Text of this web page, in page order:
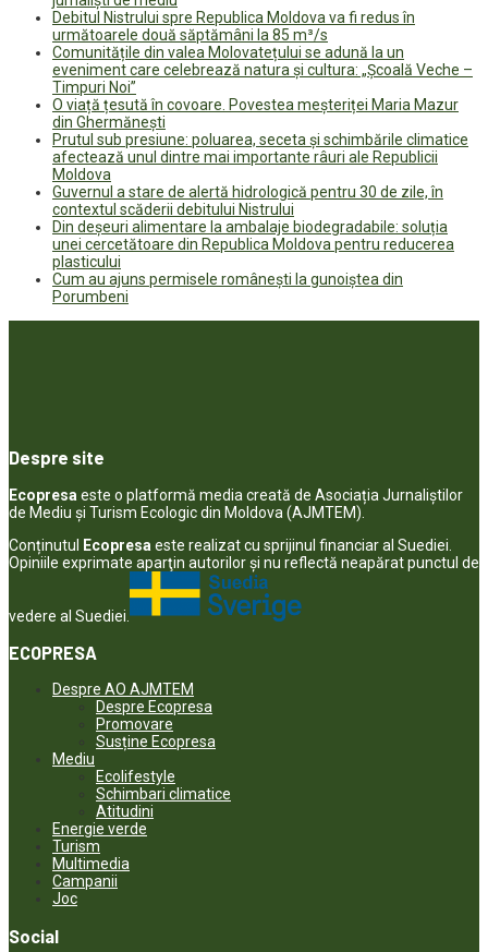
Debitul Nistrului spre Republica Moldova va fi redus în
următoarele două săptămâni la 85 m³/s
Comunitățile din valea Molovatețului se adună la un
eveniment care celebrează natura și cultura: „Școală Veche –
Timpuri Noi”
O viață țesută în covoare. Povestea meșteriței Maria Mazur
din Ghermănești
Prutul sub presiune: poluarea, seceta și schimbările climatice
afectează unul dintre mai importante râuri ale Republicii
Moldova
Guvernul a stare de alertă hidrologică pentru 30 de zile, în
contextul scăderii debitului Nistrului
Din deșeuri alimentare la ambalaje biodegradabile: soluția
unei cercetătoare din Republica Moldova pentru reducerea
plasticului
Cum au ajuns permisele românești la gunoiștea din
Porumbeni
Despre site
Ecopresa este o platformă media creată de Asociația Jurnaliștilor
de Mediu și Turism Ecologic din Moldova (AJMTEM).
Conținutul Ecopresa este realizat cu sprijinul financiar al Suediei.
Opiniile exprimate aparţin autorilor şi nu reflectă neapărat punctul de
vedere al Suediei.
ECOPRESA
Despre AO AJMTEM
Despre Ecopresa
Promovare
Susține Ecopresa
Mediu
Ecolifestyle
Schimbari climatice
Atitudini
Energie verde
Turism
Multimedia
Campanii
Joc
Social